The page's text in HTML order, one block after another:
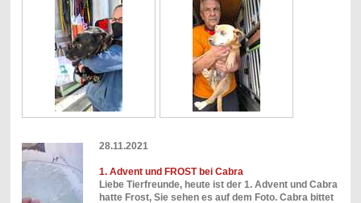
28.11.2021
1. Advent und FROST bei Cabra
Liebe Tierfreunde, heute ist der 1. Advent und Cabra
hatte Frost, Sie sehen es auf dem Foto. Cabra bittet